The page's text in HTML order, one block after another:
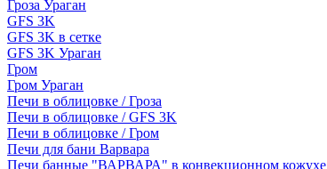
Гроза Ураган
GFS 3K
GFS 3K в сетке
GFS 3K Ураган
Гром
Гром Ураган
Печи в облицовке / Гроза
Печи в облицовке / GFS 3K
Печи в облицовке / Гром
Печи для бани Варвара
Печи банные "ВАРВАРА" в конвекционном кожухе